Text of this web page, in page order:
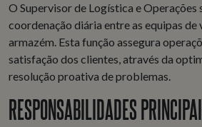
O Supervisor de Logística e Operações
coordenação diária entre as equipas de
armazém. Esta função assegura
satisfação dos clientes, através da
resolução proativa de problemas.
RESPONSABILIDADES